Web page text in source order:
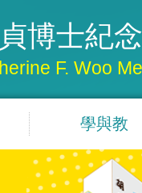
博士紀
F. Woo
學與教